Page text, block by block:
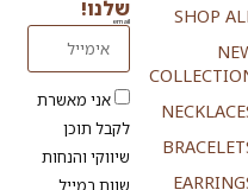
SHOP
שלנו!
email
אני מאשרת
לקבל תוכן
שיווקי והנחות
שוות במייל